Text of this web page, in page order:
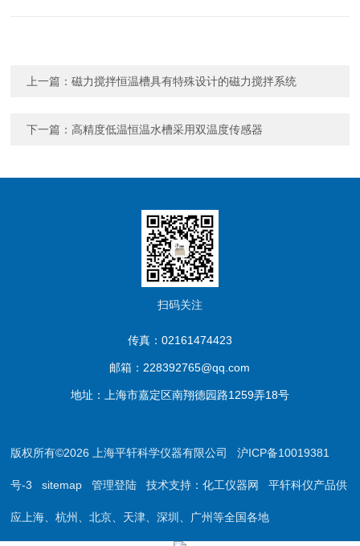
上一篇：磁力搅拌恒温槽具有特殊设计的磁力搅拌系统
下一篇：高精度低温恒温水槽采用双温度传感器
扫码关注
传真：02161474423
邮箱：228392765@qq.com
地址：上海市嘉定区南翔德园路1259弄18号
版权所有©2026 上海平轩科学仪器有限公司沪ICP备10019381
号-3 sitemap 管理登陆 技术支持：化工仪器网 平轩科仪产品供
应上海、杭州、北京、天津、深圳、广州等全国各地